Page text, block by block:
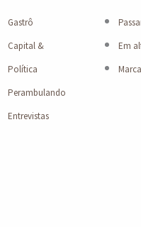
Gastrô
Capital &
Política
Perambulando
Entrevistas
Em